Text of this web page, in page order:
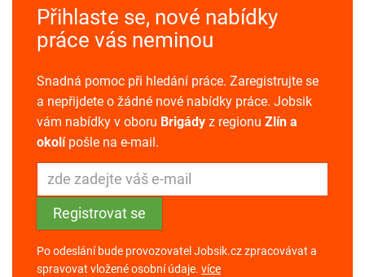
Přihlaste se, nové nabídky
práce vás neminou
Snadná pomoc při hledání práce. Zaregistrujte se
a nepřijdete o žádné nové nabídky práce. Jobsik
vám nabídky v oboru Brigády z regionu Zlín a
okolípošle na e-mail.
Po odeslání bude provozovatel Jobsik.cz zpracovávat a
spravovat vložené osobní údaje. více